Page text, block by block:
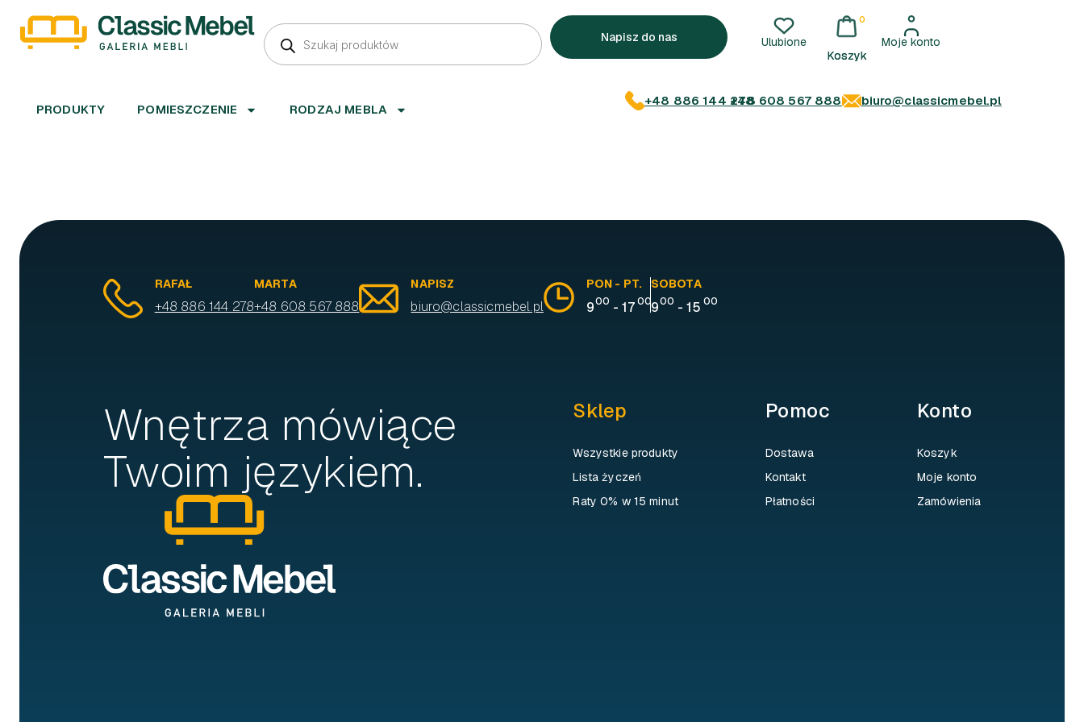
Napisz do nas Ulubione
0
Moje konto
PRODUKTY POMIESZCZENIE RODZAJ MEBLA
+48 886 144 278+48 608 567 888 biuro@classicmebel.pl
RAFAŁ
+48 886 144 278
MARTA
+48 608 567 888
NAPISZ
biuro@classicmebel.pl
PON - PT.
900 - 1700
SOBOTA
900 - 15 00
Wnętrza mówiące
Twoim językiem.
Sklep
Wszystkie produkty
Lista życzeń
Raty 0% w 15 minut
Pomoc
Dostawa
Kontakt
Płatności
Konto
Koszyk
Moje konto
Zamówienia